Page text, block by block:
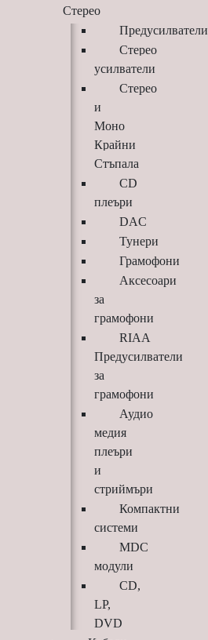
Стерео
Предусилватели
Стерео
усилватели
Стерео
и
Моно
Крайни
Стъпала
CD
плеъри
DAC
Тунери
Грамофони
Аксесоари
за
грамофони
RIAA
Предусилватели
за
грамофони
Аудио
медия
плеъри
и
стриймъри
Компактни
системи
MDC
модули
CD,
LP,
DVD